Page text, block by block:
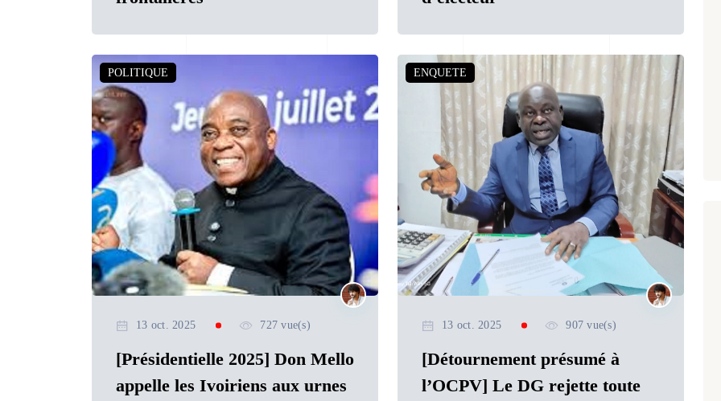
POLITIQUE
13 oct. 2025 727 vue(s)
[Présidentielle 2025] Don Mello
appelle les Ivoiriens aux urnes
ENQUETE
13 oct. 2025 907 vue(s)
[Détournement présumé à
l’OCPV] Le DG rejette toute